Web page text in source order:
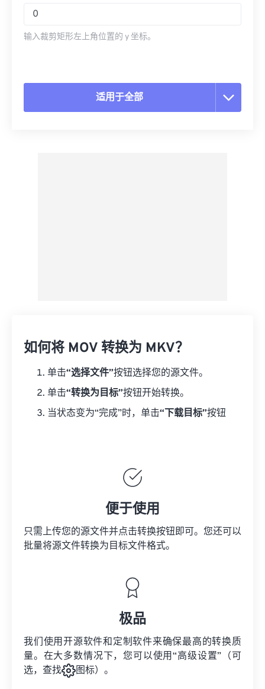
输入裁剪矩形左上角位置的 y 坐标。
适用于全部
如何将 MOV 转换为 MKV？
单击“选择文件”按钮选择您的源文件。
单击“转换为目标”按钮开始转换。
当状态变为“完成”时，单击“下载目标”按钮
便于使用
只需上传您的源文件并点击转换按钮即可。您还可以
批量将源文件转换为目标文件格式。
极品
我们使用开源软件和定制软件来确保最高的转换质
量。在大多数情况下，您可以使用“高级设置”（可
选，查找
图标）。